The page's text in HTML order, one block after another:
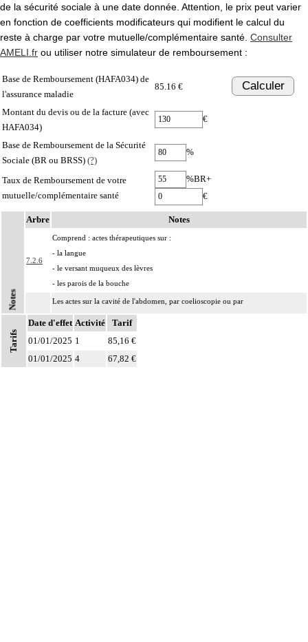
de la sécurité sociale à une date donnée. Attention, le prix peut varier
en fonction de coefficients modificateurs qui modifient le calcul du
reste à charge par votre mutuelle/complémentaire santé. Consulter
AMELI.fr ou utiliser notre simulateur de remboursement :
Base de Remboursement (HAFA034) de
l'assurance maladie
85.16 € Calculer
Montant du devis ou de la facture (avec
HAFA034)
€
Base de Remboursement de la Sécurité
Sociale (BR ou BRSS) (?)
%
Taux de Remboursement de votre
mutuelle/complémentaire santé
%BR+
€
Notes
Arbre Notes
7.2.6
Comprend : actes thérapeutiques sur :
- la langue
- le versant muqueux des lèvres
- les parois de la bouche
7
Les actes sur la cavité de l'abdomen, par coelioscopie ou par
rétropéritonéoscopie incluent l'évacuation de collection intraabdominale
associée, la toilette péritonéale et/ou la pose de drain.
7
collection intraabdominale associée, la toilette péritonéale et/ou la pose de
Tarifs
Date d'effet Activité
Tarif
01/01/2025 1
85,16 €
01/01/2025 4 67,82 €